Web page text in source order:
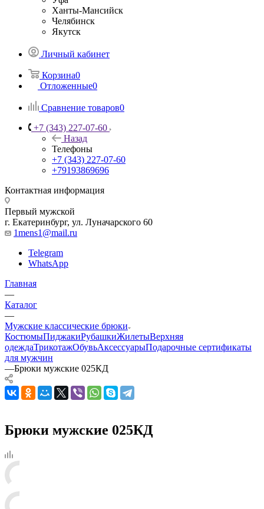
Ханты-Мансийск
Челябинск
Якутск
Личный кабинет
Корзина0
Отложенные0
Сравнение товаров0
+7 (343) 227-07-60
Назад
Телефоны
+7 (343) 227-07-60
+79193869696
Контактная информация
Первый мужской
г. Екатеринбург, ул. Луначарского 60
1mens1@mail.ru
Telegram
WhatsApp
Главная
—
Каталог
—
Мужские классические брюки
КостюмыПиджакиРубашкиЖилетыВерхняя
одеждаТрикотажОбувьАксессуарыПодарочные сертификаты
для мужчин
—Брюки мужские 025КД
Брюки мужские 025КД